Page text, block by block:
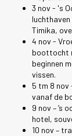
3 nov - 's
Timika,
4 nov -
boottocht
beginnen
vissen.
5 tm 8 nov
vanaf de
9 nov – ’s
hotel,
10 nov –